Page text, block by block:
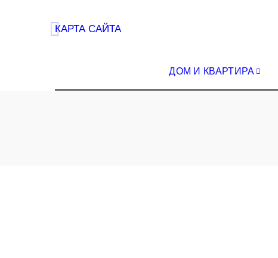
КАРТА САЙТА
ДОМ И КВАРТИРА